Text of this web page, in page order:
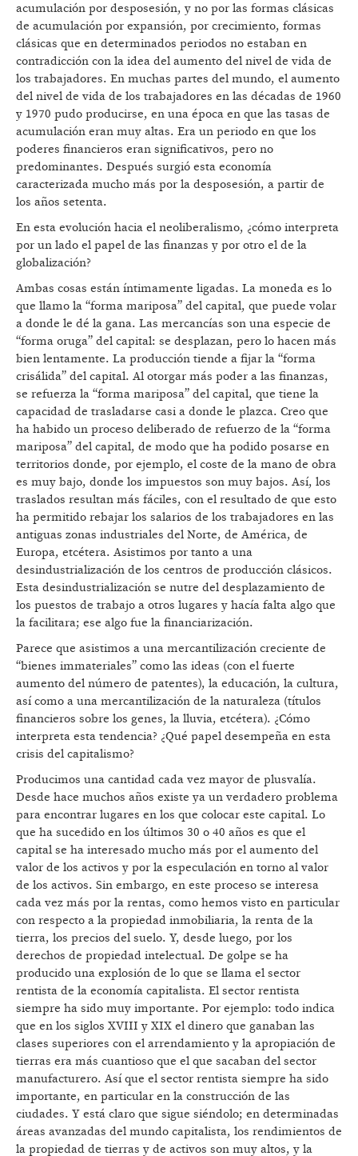
acumulación por desposesión, y no por las formas clásicas
de acumulación por expansión, por crecimiento, formas
clásicas que en determinados periodos no estaban en
contradicción con la idea del aumento del nivel de vida de
los trabajadores. En muchas partes del mundo, el aumento
del nivel de vida de los trabajadores en las décadas de 1960
y 1970 pudo producirse, en una época en que las tasas de
acumulación eran muy altas. Era un periodo en que los
poderes financieros eran significativos, pero no
predominantes. Después surgió esta economía
caracterizada mucho más por la desposesión, a partir de
los años setenta.
En esta evolución hacia el neoliberalismo, ¿cómo interpreta
por un lado el papel de las finanzas y por otro el de la
globalización?
Ambas cosas están íntimamente ligadas. La moneda es lo
que llamo la “forma mariposa” del capital, que puede volar
a donde le dé la gana. Las mercancías son una especie de
“forma oruga” del capital: se desplazan, pero lo hacen más
bien lentamente. La producción tiende a fijar la “forma
crisálida” del capital. Al otorgar más poder a las finanzas,
se refuerza la “forma mariposa” del capital, que tiene la
capacidad de trasladarse casi a donde le plazca. Creo que
ha habido un proceso deliberado de refuerzo de la “forma
mariposa” del capital, de modo que ha podido posarse en
territorios donde, por ejemplo, el coste de la mano de obra
es muy bajo, donde los impuestos son muy bajos. Así, los
traslados resultan más fáciles, con el resultado de que esto
ha permitido rebajar los salarios de los trabajadores en las
antiguas zonas industriales del Norte, de América, de
Europa, etcétera. Asistimos por tanto a una
desindustrialización de los centros de producción clásicos.
Esta desindustrialización se nutre del desplazamiento de
los puestos de trabajo a otros lugares y hacía falta algo que
la facilitara; ese algo fue la financiarización.
Parece que asistimos a una mercantilización creciente de
“bienes immateriales” como las ideas (con el fuerte
aumento del número de patentes), la educación, la cultura,
así como a una mercantilización de la naturaleza (títulos
financieros sobre los genes, la lluvia, etcétera). ¿Cómo
interpreta esta tendencia? ¿Qué papel desempeña en esta
crisis del capitalismo?
Producimos una cantidad cada vez mayor de plusvalía.
Desde hace muchos años existe ya un verdadero problema
para encontrar lugares en los que colocar este capital. Lo
que ha sucedido en los últimos 30 o 40 años es que el
capital se ha interesado mucho más por el aumento del
valor de los activos y por la especulación en torno al valor
de los activos. Sin embargo, en este proceso se interesa
cada vez más por la rentas, como hemos visto en particular
con respecto a la propiedad inmobiliaria, la renta de la
tierra, los precios del suelo. Y, desde luego, por los
derechos de propiedad intelectual. De golpe se ha
producido una explosión de lo que se llama el sector
rentista de la economía capitalista. El sector rentista
siempre ha sido muy importante. Por ejemplo: todo indica
que en los siglos XVIII y XIX el dinero que ganaban las
clases superiores con el arrendamiento y la apropiación de
tierras era más cuantioso que el que sacaban del sector
manufacturero. Así que el sector rentista siempre ha sido
importante, en particular en la construcción de las
ciudades. Y está claro que sigue siéndolo; en determinadas
áreas avanzadas del mundo capitalista, los rendimientos de
la propiedad de tierras y de activos son muy altos, y la